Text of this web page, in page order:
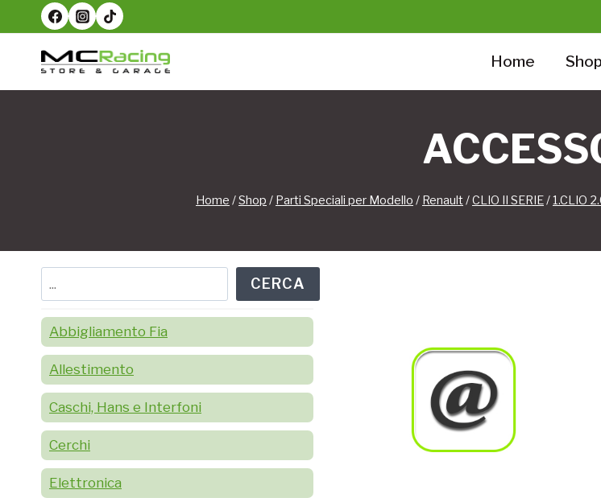
al
contenuto
Home Shop
Home /Shop / Parti Speciali per Modello / Renault /CLIO II SERIE/1.CLIO
CERCA
Abbigliamento Fia
Allestimento
Caschi, Hans e Interfoni
Cerchi
Elettronica